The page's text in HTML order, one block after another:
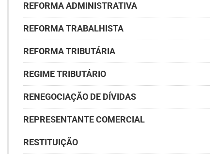
REFORMA ADMINISTRATIVA
REFORMA TRABALHISTA
REFORMA TRIBUTÁRIA
REGIME TRIBUTÁRIO
RENEGOCIAÇÃO DE DÍVIDAS
REPRESENTANTE COMERCIAL
RESTITUIÇÃO